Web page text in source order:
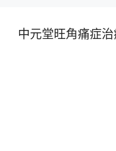
中元堂旺角痛症